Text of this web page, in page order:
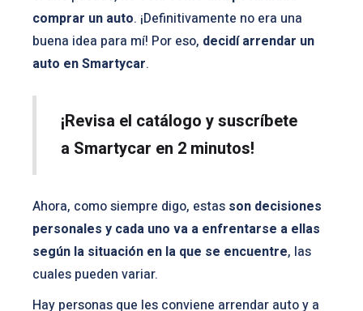
comprar un auto. ¡Definitivamente no era una
buena idea para mí! Por eso, decidí arrendar un
auto en Smartycar.
¡Revisa el catálogo y suscríbete
a Smartycar en 2 minutos!
Ahora, como siempre digo, estas son decisiones
personales y cada uno va a enfrentarse a ellas
según la situación en la que se encuentre, las
cuales pueden variar.
Hay personas que les conviene arrendar auto y a